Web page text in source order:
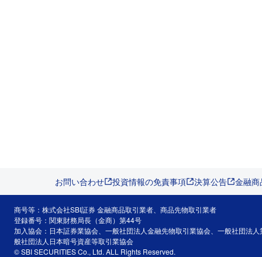
お問い合わせ 投資情報の免責事項 決算公告 金融
商号等：株式会社SBI証券 金融商品取引業者、商品先物取引業者
登録番号：関東財務局長（金商）第44号
加入協会：日本証券業協会、一般社団法人金融先物取引業協会、一般社団法
般社団法人日本暗号資産等取引業協会
© SBI SECURITIES Co., Ltd. ALL Rights Reserved.